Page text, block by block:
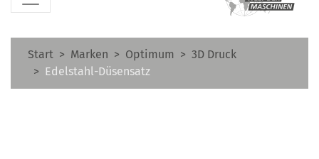
Start Marken Optimum
3D Druck
Edelstahl-Düsensatz